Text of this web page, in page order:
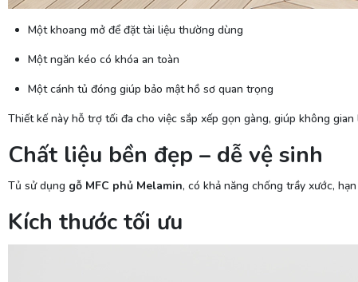
Một khoang mở để đặt tài liệu thường dùng
Một ngăn kéo có khóa an toàn
Một cánh tủ đóng giúp bảo mật hồ sơ quan trọng
Thiết kế này hỗ trợ tối đa cho việc sắp xếp gọn gàng, giúp không
Chất liệu bền đẹp – dễ vệ sinh
Tủ sử dụng gỗ MFC phủ Melamin, có khả năng chống trầy xước,
Kích thước tối ưu